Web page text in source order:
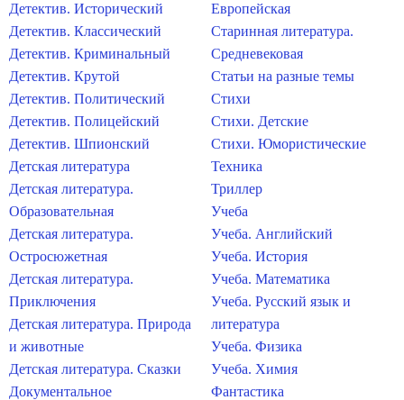
Детектив. Исторический
Детектив. Классический
Детектив. Криминальный
Детектив. Крутой
Детектив. Политический
Детектив. Полицейский
Детектив. Шпионский
Детская литература
Детская литература.
Образовательная
Детская литература.
Остросюжетная
Детская литература.
Приключения
Детская литература. Природа
и животные
Детская литература. Сказки
Документальное
Европейская
Старинная литература.
Средневековая
Статьи на разные темы
Стихи
Стихи. Детские
Стихи. Юмористические
Техника
Триллер
Учеба
Учеба. Английский
Учеба. История
Учеба. Математика
Учеба. Русский язык и
литература
Учеба. Физика
Учеба. Химия
Фантастика